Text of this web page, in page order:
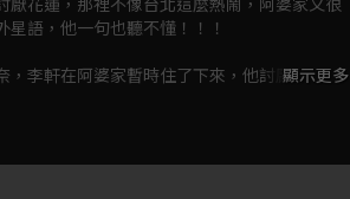
語，他一句也聽不懂！！！
李軒在阿婆家暫時住了下來，他討厭阿婆叫
顯示更多